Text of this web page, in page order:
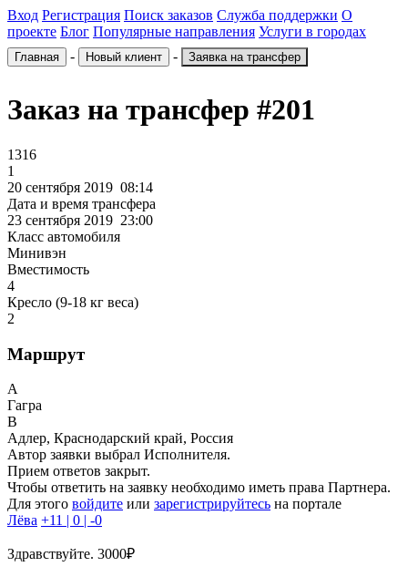
Вход Регистрация Поиск заказов Служба поддержки О
проекте Блог Популярные направления Услуги в городах
Главная - Новый клиент - Заявка на трансфер
Заказ на трансфер #201
1316
1
20 сентября 2019 08:14
Дата и время трансфера
23 сентября 2019 23:00
Класс автомобиля
Минивэн
Вместимость
4
Кресло (9-18 кг веса)
2
Маршрут
A
Гагра
B
Адлер, Краснодарский край, Россия
Автор заявки выбрал Исполнителя.
Прием ответов закрыт.
Чтобы ответить на заявку необходимо иметь права Партнера.
Для этого войдите или зарегистрируйтесь на портале
Лёва +11 | 0 | -0
Здравствуйте. 3000₽